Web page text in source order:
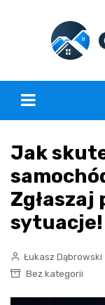
Jak
Zgłaszaj
sytuacje!
Łukasz Dąbrowski
Bez kategorii